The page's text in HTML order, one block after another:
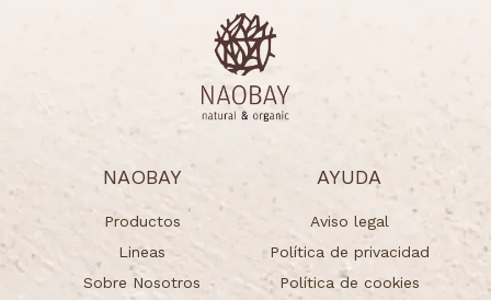
NAOBAY
Productos
Lineas
Sobre Nosotros
AYUDA
Aviso legal
Política de privacidad
Política de cookies